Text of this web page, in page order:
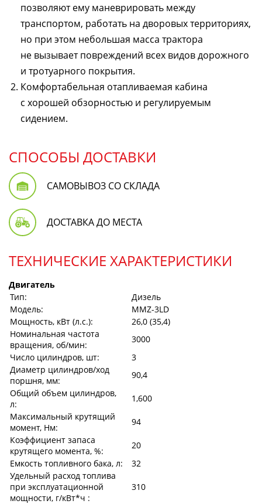
позволяют ему маневрировать между
транспортом, работать на дворовых территориях,
но при этом небольшая масса трактора
не вызывает повреждений всех видов дорожного
и тротуарного покрытия.
Комфортабельная отапливаемая кабина
с хорошей обзорностью и регулируемым
сидением.
СПОСОБЫ ДОСТАВКИ
САМОВЫВОЗ СО СКЛАДА
ДОСТАВКА ДО МЕСТА
ТЕХНИЧЕСКИЕ ХАРАКТЕРИСТИКИ
Двигатель
Тип:
Дизель
Модель:
MMZ-3LD
Мощность, кВт (л.с.):
26,0 (35,4)
Номинальная частота
вращения, об/мин:
3000
Число цилиндров, шт:
3
Диаметр цилиндров/ход
поршня, мм:
90,4
Общий объем цилиндров,
л:
1,600
Максимальный крутящий
момент, Нм:
94
Коэффициент запаса
крутящего момента, %:
20
Емкость топливного бака, л:
32
Удельный расход топлива
при эксплуатационной
мощности, г/кВт*ч :
310